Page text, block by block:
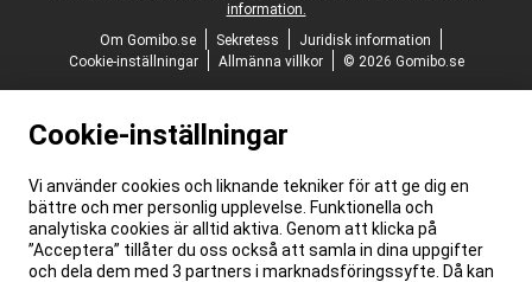
information.
Om Gomibo.se
Sekretess
Juridisk information
Cookie-inställningar
Allmänna villkor © 2026 Gomibo.se
Cookie-inställningar
Vi använder cookies och liknande tekniker för att ge dig en
bättre och mer personlig upplevelse. Funktionella och
analytiska cookies är alltid aktiva. Genom att klicka på
”Acceptera” tillåter du oss också att samla in dina uppgifter
och dela dem med 3 partners i marknadsföringssyfte. Då kan